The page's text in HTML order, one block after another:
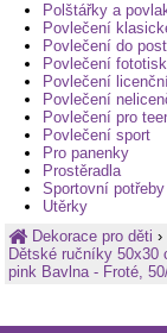
Polštářky a
Povlečení
Povlečení do
Povlečení fototisk
Povlečení
Povlečení
Povlečení pro
Povlečení sport
Pro panenky
Prostěradla
Sportovní potřeby
Utěrky
Dekorace pro děti›
Dětské ručníky 50x30
pink Bavlna - Froté,